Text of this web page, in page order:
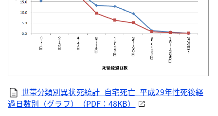
世帯分類別異状死統計_自宅死亡_平成29年性死後経
過日数別（グラフ）（PDF：48KB）